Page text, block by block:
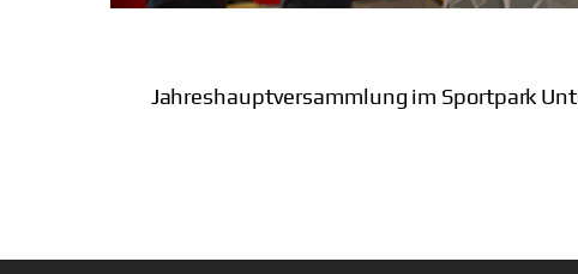
Jahreshauptversammlung im Sportpark